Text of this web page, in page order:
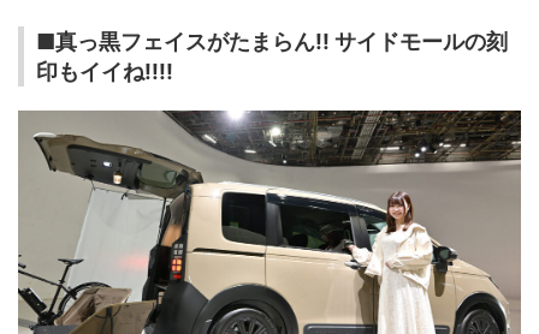
■真っ黒フェイスがたまらん!! サイドモールの刻
印もイイね!!!!